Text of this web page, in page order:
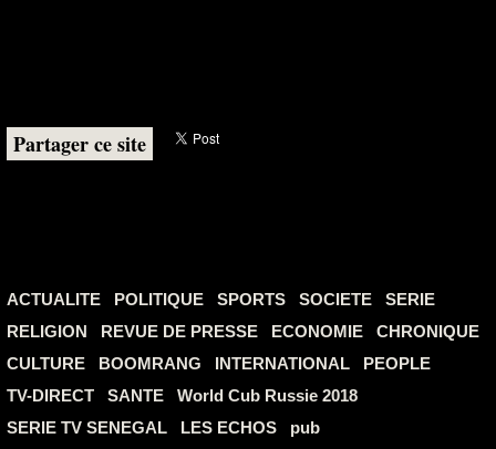
Partager ce site
ACTUALITE POLITIQUE SPORTS SOCIETE
SERIE
RELIGION
REVUE DE PRESSE ECONOMIE
CHRONIQUE
CULTURE
BOOMRANG INTERNATIONAL
PEOPLE
TV-DIRECT
SANTE
World Cub Russie 2018
SERIE TV SENEGAL
LES ECHOS
pub